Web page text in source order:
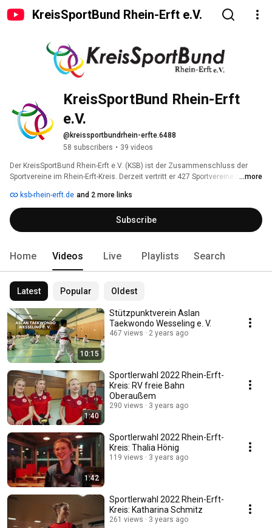
KreisSportBund Rhein-Erft e.V.
KreisSportBund Rhein-Erft
e.V.
@kreissportbundrhein-erfte.6488
58 subscribers • 39 videos
Der KreisSportBund Rhein-Erft e.V. (KSB) ist der Zusammenschluss der
Sportvereine im Rhein-Erft-Kreis. Derzeit vertritt er 427 Sportvereine mit ...more
ksb-rhein-erft.de and 2 more links
Subscribe
Home Videos Live Playlists Search
Latest Popular Oldest
10:15
Stützpunktverein Aslan
Taekwondo Wesseling e. V.
467 views 2 years ago
1:40
Sportlerwahl 2022 Rhein-Erft-
Kreis: RV freie Bahn
Oberaußem
290 views 3 years ago
1:42
Sportlerwahl 2022 Rhein-Erft-
Kreis: Thalia Hönig
119 views 3 years ago
Sportlerwahl 2022 Rhein-Erft-
Kreis: Katharina Schmitz
261 views 3 years ago